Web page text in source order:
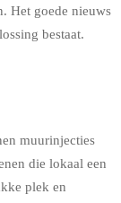
Het goede nieuws
bestaat.
muurinjecties
die lokaal een
plek en